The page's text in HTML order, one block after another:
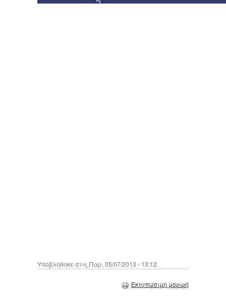
Υποβλήθηκε στις Παρ, 05/07/2013 - 13:12.
Εκτυπώσιμη μορφή